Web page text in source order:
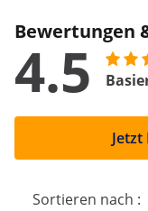
Bewertungen
4.5
Sortieren nach :